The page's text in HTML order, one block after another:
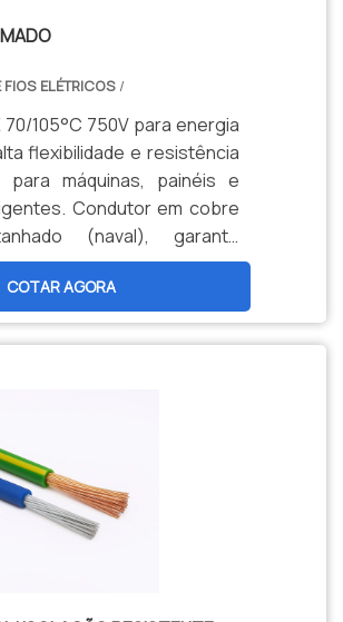
ELÉTRICOS /
70/105°C 750V para energia
flexibilidade e resistência
para máquinas, painéis e
Condutor em cobre
(naval), garante
segurança e menor
Opções personalizadas,
e assistência técnica
sua indústria.
COTAR AGORA